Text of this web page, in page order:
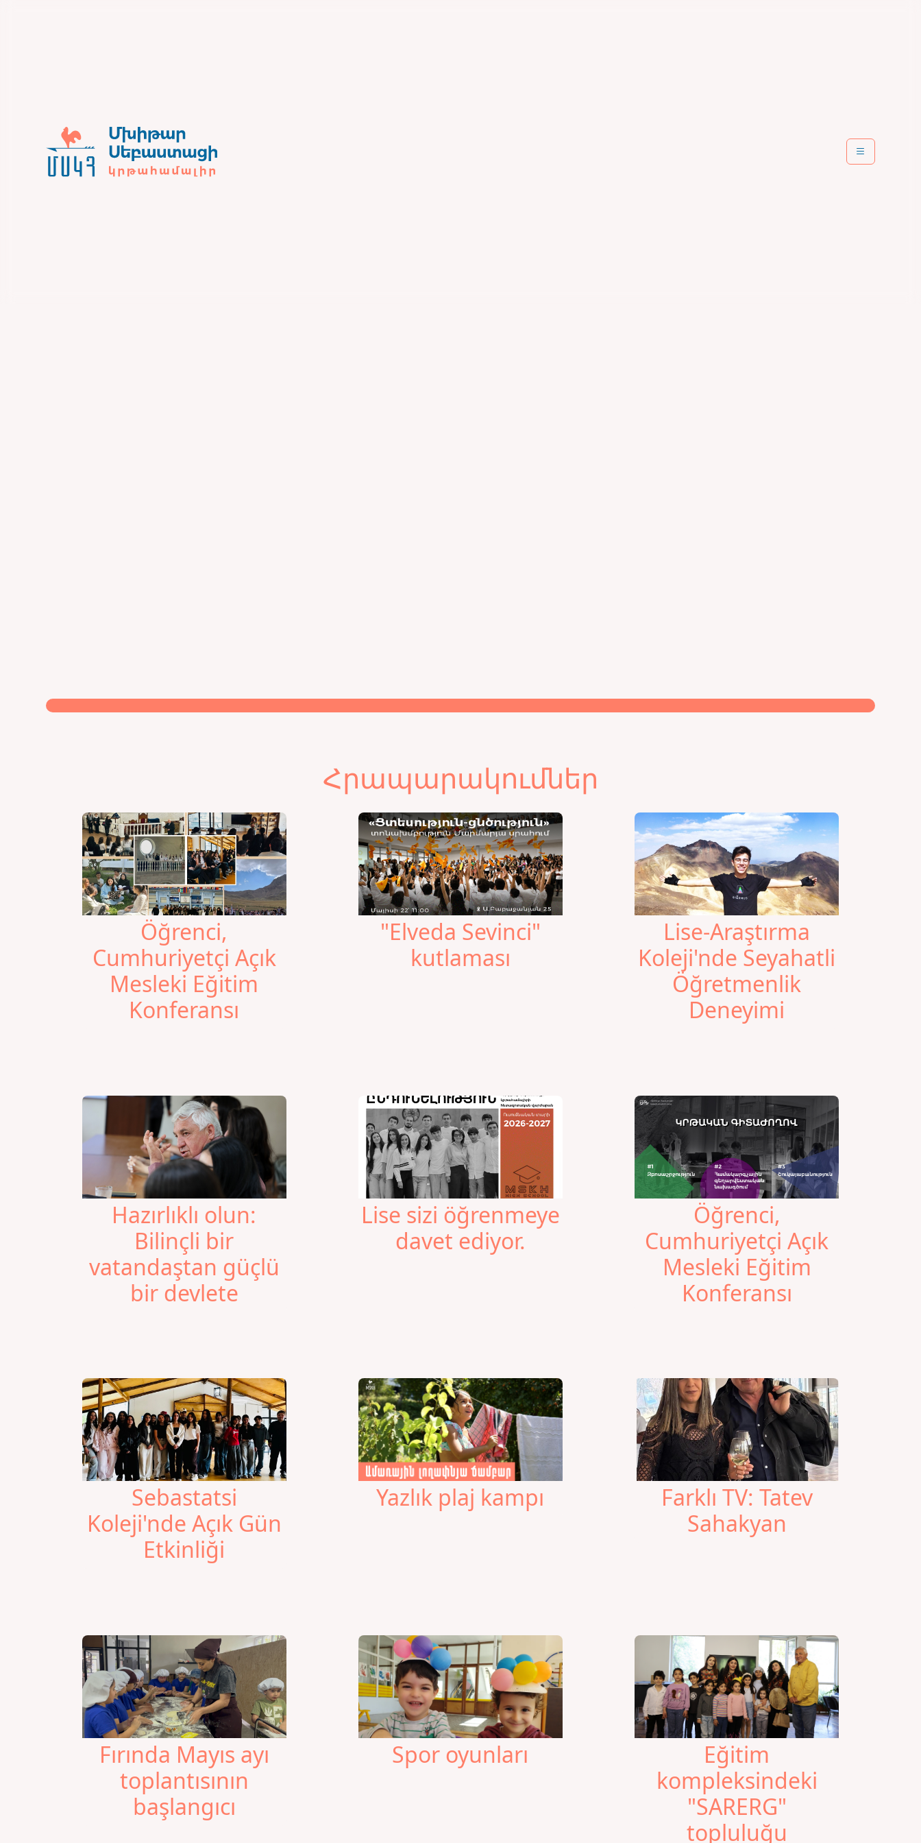
Հրապարակումներ
Öğrenci,
Cumhuriyetçi Açık
Mesleki Eğitim
Konferansı
"Elveda Sevinci"
kutlaması
Lise-Araştırma
Koleji'nde Seyahatli
Öğretmenlik
Deneyimi
Hazırlıklı olun:
Bilinçli bir
vatandaştan güçlü
bir devlete
Lise sizi öğrenmeye
davet ediyor.
Öğrenci,
Cumhuriyetçi Açık
Mesleki Eğitim
Konferansı
Sebastatsi
Koleji'nde Açık Gün
Etkinliği
Yazlık plaj kampı
Farklı TV: Tatev
Sahakyan
Fırında Mayıs ayı
toplantısının
başlangıcı
Spor oyunları
Eğitim
kompleksindeki
"SARERG"
topluluğu